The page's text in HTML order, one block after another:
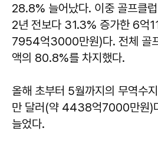
28.8% 늘어났다. 이중 골프클
2년 전보다 31.3% 증가한 6억
7954억3000만원)다. 전체 골
액의 80.8%를 차지했다.
올해 초부터 5월까지의 무역수
만 달러(약 4438억7000만원)
늘었다.